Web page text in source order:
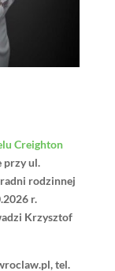
Creighton
przy ul.
rodzinnej
r.
Krzysztof
, tel.